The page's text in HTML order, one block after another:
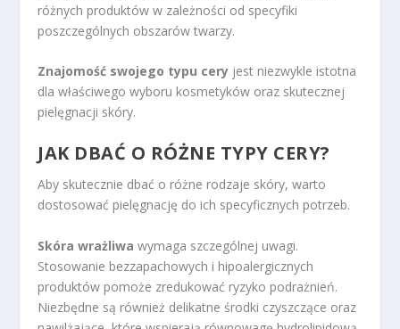
różnych produktów w zależności od specyfiki
poszczególnych obszarów twarzy.
Znajomość swojego typu cery jest niezwykle istotna
dla właściwego wyboru kosmetyków oraz skutecznej
pielęgnacji skóry.
JAK DBAĆ O RÓŻNE TYPY CERY?
Aby skutecznie dbać o różne rodzaje skóry, warto
dostosować pielęgnację do ich specyficznych potrzeb.
Skóra wrażliwa wymaga szczególnej uwagi.
Stosowanie bezzapachowych i hipoalergicznych
produktów pomoże zredukować ryzyko podrażnień.
Niezbędne są również delikatne środki czyszczące oraz